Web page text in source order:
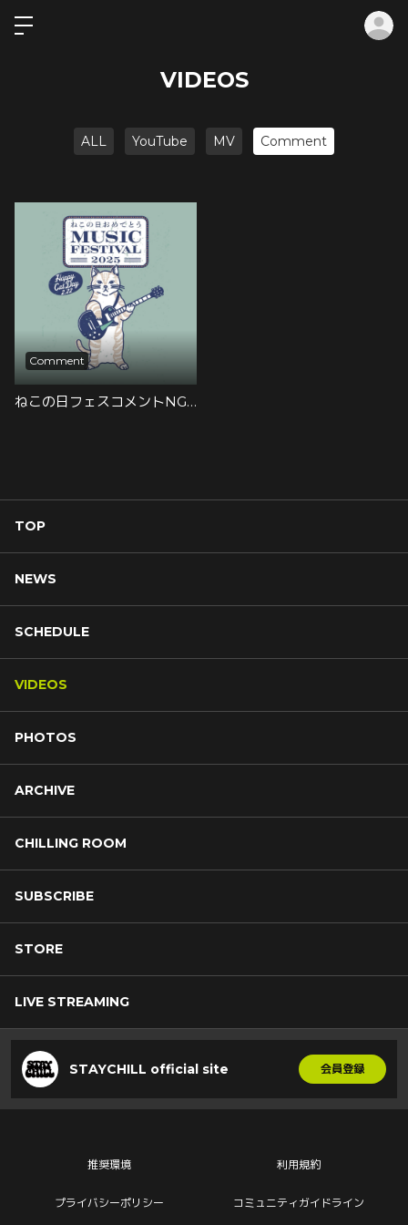
VIDEOS
ALL YouTube MV Comment
Comment
ねこの日フェスコメントNGバージョン
TOP
NEWS
SCHEDULE
VIDEOS
PHOTOS
ARCHIVE
CHILLING ROOM
SUBSCRIBE
STORE
LIVE STREAMING
STAYCHILL official site 会員登録
推奨環境 利用規約
プライバシーポリシー コミュニティガイドライン